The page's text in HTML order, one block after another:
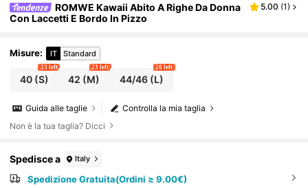
ROMWE Kawaii Abito A Righe Da Donna
Con Laccetti E Bordo In Pizzo
5.00 (1)
Misure: IT Standard
40(S)
23 left
42 (M)
23 left
44/46(L)
20 left
Controlla la mia taglia
Guida alle taglie
Non è la tua taglia? Dicci
Spedisce a Italy
Spedizione Gratuita(Ordini ≥ 9.00€)